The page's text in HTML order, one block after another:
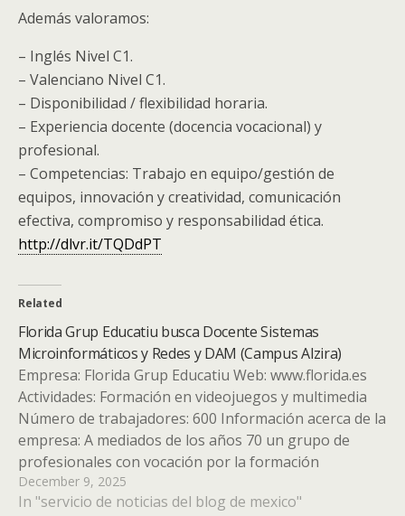
Además valoramos:
– Inglés Nivel C1.
– Valenciano Nivel C1.
– Disponibilidad / flexibilidad horaria.
– Experiencia docente (docencia vocacional) y
profesional.
– Competencias: Trabajo en equipo/gestión de
equipos, innovación y creatividad, comunicación
efectiva, compromiso y responsabilidad ética.
http://dlvr.it/TQDdPT
Related
Florida Grup Educatiu busca Docente Sistemas
Microinformáticos y Redes y DAM (Campus Alzira)
Empresa: Florida Grup Educatiu Web: www.florida.es
Actividades: Formación en videojuegos y multimedia
Número de trabajadores: 600 Información acerca de la
empresa: A mediados de los años 70 un grupo de
profesionales con vocación por la formación
decidimos dar vida a una iniciativa cooperativista. Así
nació FLORIDA y hoy somos más…
December 9, 2025
In "servicio de noticias del blog de mexico"